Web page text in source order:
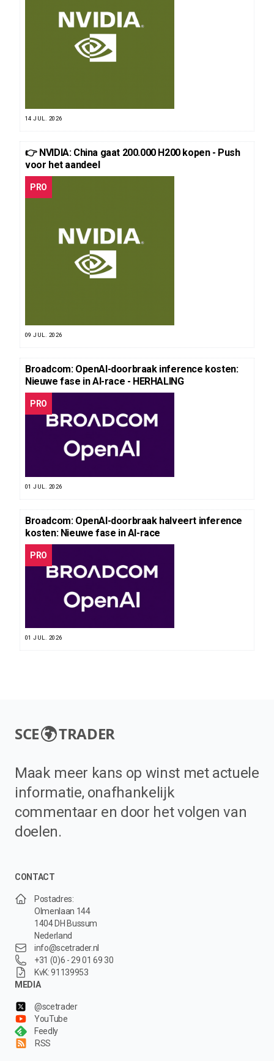
14 JUL. 2026
👉 NVIDIA: China gaat 200.000 H200 kopen - Push
voor het aandeel
PRO
09 JUL. 2026
Broadcom: OpenAI-doorbraak inference kosten:
Nieuwe fase in AI-race - HERHALING
PRO
01 JUL. 2026
Broadcom: OpenAI-doorbraak halveert inference
kosten: Nieuwe fase in AI-race
PRO
01 JUL. 2026
SCE TRADER
Maak meer kans op winst met actuele
informatie, onafhankelijk
commentaar en door het volgen van
doelen.
CONTACT
Postadres:
Olmenlaan 144
1404 DH Bussum
Nederland
info@scetrader.nl
+31 (0)6 - 29 01 69 30
KvK: 91139953
MEDIA
@scetrader
YouTube
Feedly
RSS